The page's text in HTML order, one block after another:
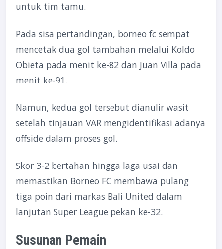
untuk tim tamu.
Pada sisa pertandingan, borneo fc sempat
mencetak dua gol tambahan melalui Koldo
Obieta pada menit ke-82 dan Juan Villa pada
menit ke-91.
Namun, kedua gol tersebut dianulir wasit
setelah tinjauan VAR mengidentifikasi adanya
offside dalam proses gol.
Skor 3-2 bertahan hingga laga usai dan
memastikan Borneo FC membawa pulang
tiga poin dari markas Bali United dalam
lanjutan Super League pekan ke-32.
Susunan Pemain